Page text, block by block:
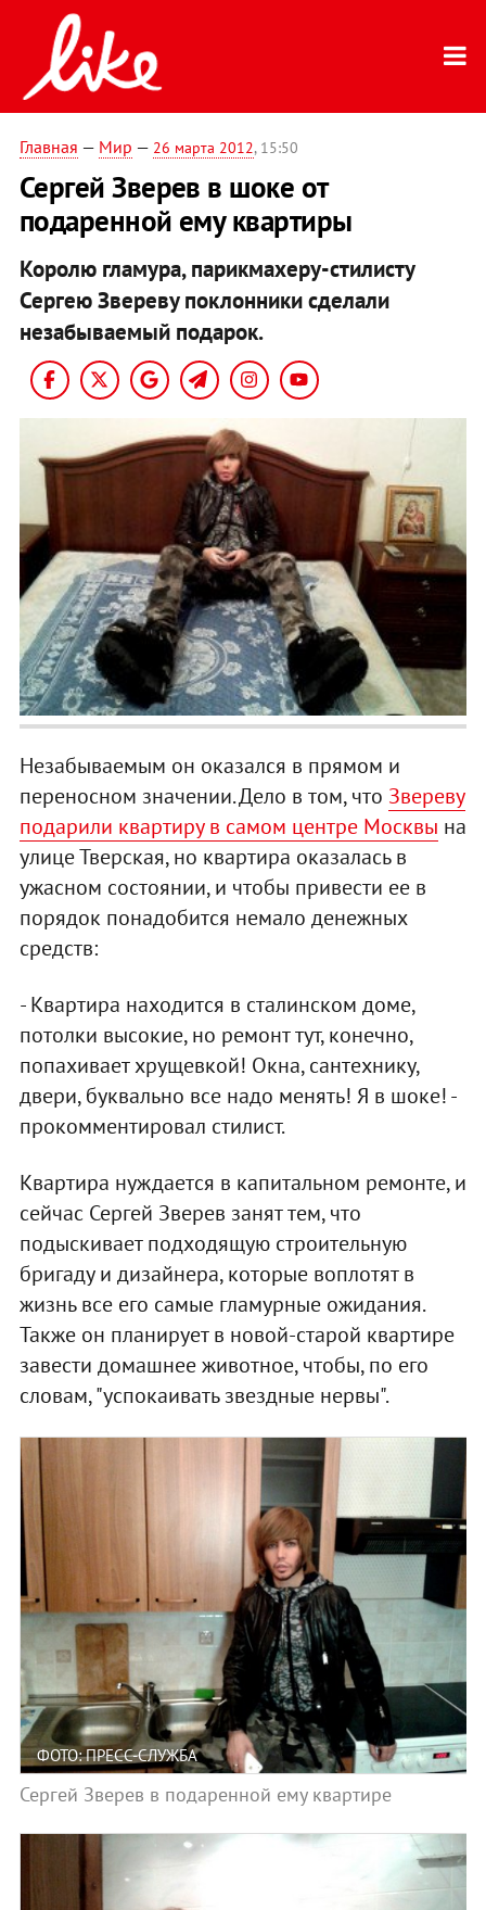
Главная — Мир — 26 марта 2012, 15:50
Сергей Зверев в шоке от
подаренной ему квартиры
Королю гламура, парикмахеру-стилисту
Сергею Звереву поклонники сделали
незабываемый подарок.
Незабываемым он оказался в прямом и
переносном значении. Дело в том, что Звереву
подарили квартиру в самом центре Москвы на
улице Тверская, но квартира оказалась в
ужасном состоянии, и чтобы привести ее в
порядок понадобится немало денежных
средств:
- Квартира находится в сталинском доме,
потолки высокие, но ремонт тут, конечно,
попахивает хрущевкой! Окна, сантехнику,
двери, буквально все надо менять! Я в шоке! -
прокомментировал стилист.
Квартира нуждается в капитальном ремонте, и
сейчас Сергей Зверев занят тем, что
подыскивает подходящую строительную
бригаду и дизайнера, которые воплотят в
жизнь все его самые гламурные ожидания.
Также он планирует в новой-старой квартире
завести домашнее животное, чтобы, по его
словам, "успокаивать звездные нервы".
ФОТО: ПРЕСС-СЛУЖБА
Сергей Зверев в подаренной ему квартире